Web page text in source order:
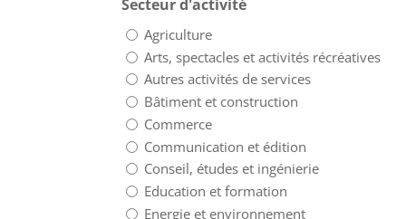
Secteur d'activité
Agriculture
Arts, spectacles et activités récréatives
Autres activités de services
Bâtiment et construction
Commerce
Communication et édition
Conseil, études et ingénierie
Education et formation
Energie et environnement